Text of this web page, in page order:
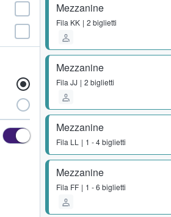
Mezzanine
Fila KK 2 biglietti
Mezzanine
Fila JJ 2 biglietti
Mezzanine
Fila LL 1 - 4 biglietti
Mezzanine
Fila FF 1 - 6 biglietti